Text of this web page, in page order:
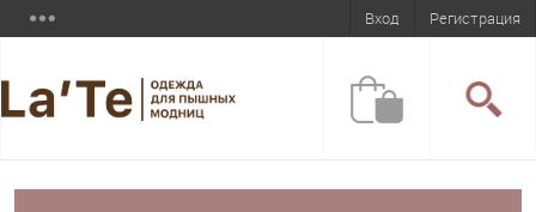
Вход Регистрация